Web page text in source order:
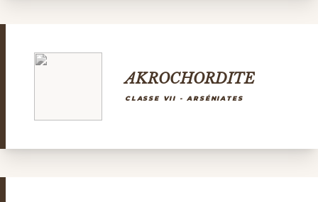
AKROCHORDITE
CLASSE VII - ARSÉNIATES